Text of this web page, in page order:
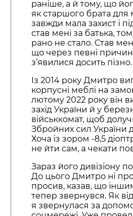
раніше, а й тому, що
як старшого брата для
завжди мала захист і
став мені за батька,
рано не стало. Став
що через певні
з’явилися досить пізно.
Із 2014 року Дмитро
корпусні меблі на
лютому 2022 року він
захід України й у
військкомат, щоб
Збройних сил України
Хоча із зором -8,5
не йти сам, а чекати
Зараз його дивізіону
До цього Дмитро ні
просив, казав, що
тепер звернувся. Як
я звернулася за